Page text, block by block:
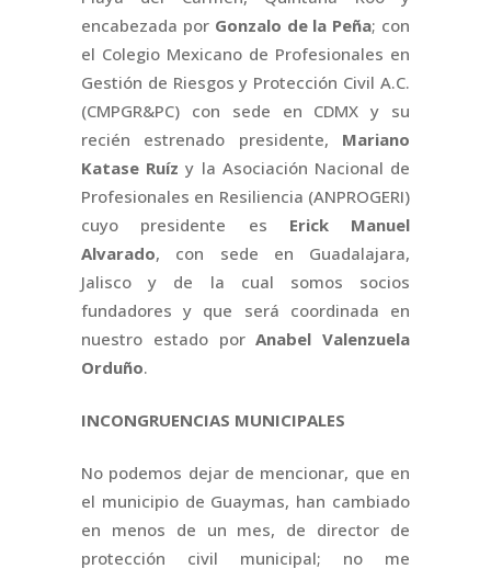
encabezada por Gonzalo de la Peña; con
el Colegio Mexicano de Profesionales en
Gestión de Riesgos y Protección Civil A.C.
(CMPGR&PC) con sede en CDMX y su
recién estrenado presidente, Mariano
Katase Ruíz y la Asociación Nacional de
Profesionales en Resiliencia (ANPROGERI)
cuyo presidente es Erick Manuel
Alvarado, con sede en Guadalajara,
Jalisco y de la cual somos socios
fundadores y que será coordinada en
nuestro estado porAnabel Valenzuela
Orduño.
INCONGRUENCIAS MUNICIPALES
No podemos dejar de mencionar, que en
el municipio de Guaymas, han cambiado
en menos de un mes, de director de
protección civil municipal; no me